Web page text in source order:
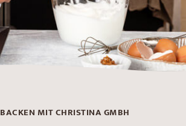
BACKEN MIT CHRISTINA GMBH